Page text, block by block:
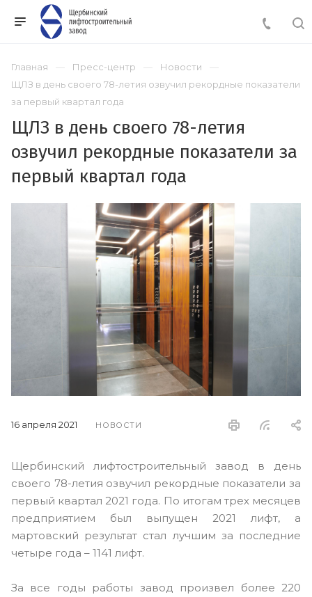
Главная Пресс-центр
Новости
ЩЛЗ в день своего 78-летия озвучил рекордные показатели
за первый квартал года
ЩЛЗ в день своего 78-летия
озвучил рекордные показатели за
первый квартал года
16 апреля 2021 НОВОСТИ
Щербинский лифтостроительный завод в день
своего 78-летия озвучил рекордные показатели за
первый квартал 2021 года. По итогам трех месяцев
предприятием был выпущен 2021 лифт, а
мартовский результат стал лучшим за последние
четыре года – 1141 лифт.
За все годы работы завод произвел более 220